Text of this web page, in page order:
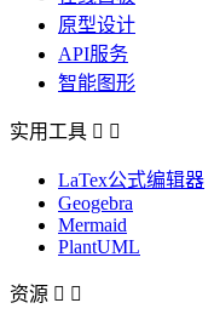
原型设计
API服务
智能图形
实用工具  
LaTex公式编辑器
Geogebra
Mermaid
PlantUML
资源  